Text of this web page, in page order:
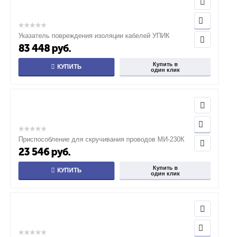
Указатель повреждения изоляции кабелей УПИК
83 448 руб.
КУПИТЬ
Купить в
один клик
Приспособление для скручивания проводов МИ-230К
23 546 руб.
КУПИТЬ
Купить в
один клик